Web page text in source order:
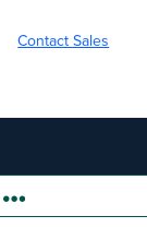
Contact Sales
イスのローカルス